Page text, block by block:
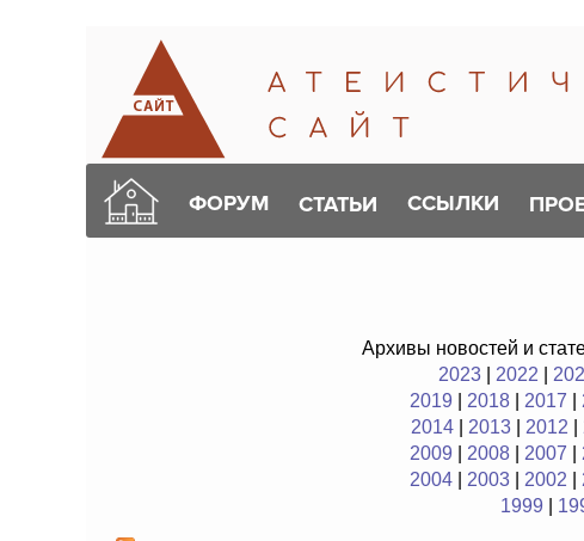
ФОРУМ СТАТЬИ ССЫЛКИ
Архивы новостей и
2023
2022
2019
2018 2017
2014| 2013| 2012
2009
2008 2007
2004
2003 2002
1999